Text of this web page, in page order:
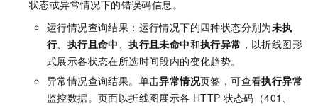
状态或异常情况下的错误码信息。
运行情况查询结果：运行情况下的四种状态分别为未执
行、 执行且命中、执行且未命中和执行异常 ，以折线图形
式展示各状态在所选时间段内的变化趋势。
异常情况查询结果。单击异常情况页签，可查看执行异常
监控数据。页面以折线图展示各 HTTP 状态码（401、